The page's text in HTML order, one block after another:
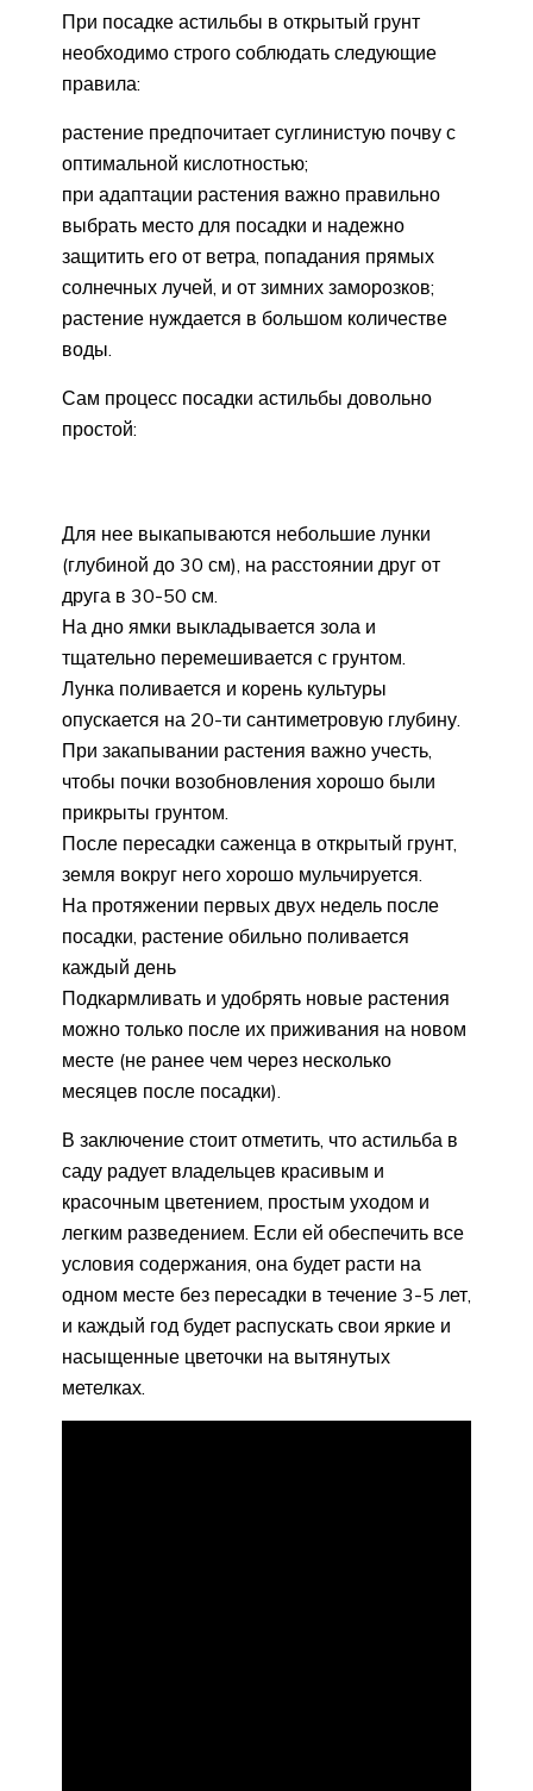
При посадке астильбы в открытый грунт
необходимо строго соблюдать следующие
правила:
растение предпочитает суглинистую почву с
оптимальной кислотностью;
при адаптации растения важно правильно
выбрать место для посадки и надежно
защитить его от ветра, попадания прямых
солнечных лучей, и от зимних заморозков;
растение нуждается в большом количестве
воды.
Сам процесс посадки астильбы довольно
простой:
Для нее выкапываются небольшие лунки
(глубиной до 30 см), на расстоянии друг от
друга в 30-50 см.
На дно ямки выкладывается зола и
тщательно перемешивается с грунтом.
Лунка поливается и корень культуры
опускается на 20-ти сантиметровую глубину.
При закапывании растения важно учесть,
чтобы почки возобновления хорошо были
прикрыты грунтом.
После пересадки саженца в открытый грунт,
земля вокруг него хорошо мульчируется.
На протяжении первых двух недель после
посадки, растение обильно поливается
каждый день
Подкармливать и удобрять новые растения
можно только после их приживания на новом
месте (не ранее чем через несколько
месяцев после посадки).
В заключение стоит отметить, что астильба в
саду радует владельцев красивым и
красочным цветением, простым уходом и
легким разведением. Если ей обеспечить все
условия содержания, она будет расти на
одном месте без пересадки в течение 3-5 лет,
и каждый год будет распускать свои яркие и
насыщенные цветочки на вытянутых
метелках.